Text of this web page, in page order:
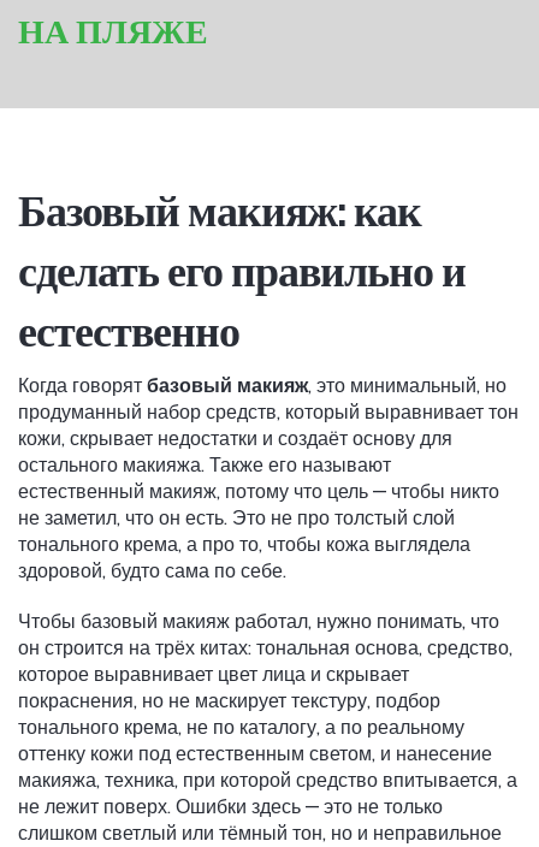
НА ПЛЯЖЕ
Базовый макияж: как
сделать его правильно и
естественно
Когда говорят базовый макияж, это минимальный, но
продуманный набор средств, который выравнивает тон
кожи, скрывает недостатки и создаёт основу для
остального макияжа. Также его называют
естественный макияж, потому что цель — чтобы никто
не заметил, что он есть. Это не про толстый слой
тонального крема, а про то, чтобы кожа выглядела
здоровой, будто сама по себе.
Чтобы базовый макияж работал, нужно понимать, что
он строится на трёх китах: тональная основа, средство,
которое выравнивает цвет лица и скрывает
покраснения, но не маскирует текстуру, подбор
тонального крема, не по каталогу, а по реальному
оттенку кожи под естественным светом, и нанесение
макияжа, техника, при которой средство впитывается, а
не лежит поверх. Ошибки здесь — это не только
слишком светлый или тёмный тон, но и неправильное